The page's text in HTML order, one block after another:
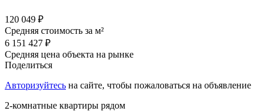
120 049 ₽
Средняя стоимость за м²
6 151 427 ₽
Средняя цена объекта на рынке
Поделиться
Авторизуйтесь на сайте, чтобы пожаловаться на объявление
2-комнатные квартиры рядом